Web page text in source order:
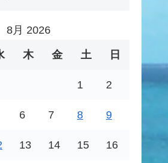
8月 2026
木 金 土 日
1 2
6 7 8 9
13 14 15 16